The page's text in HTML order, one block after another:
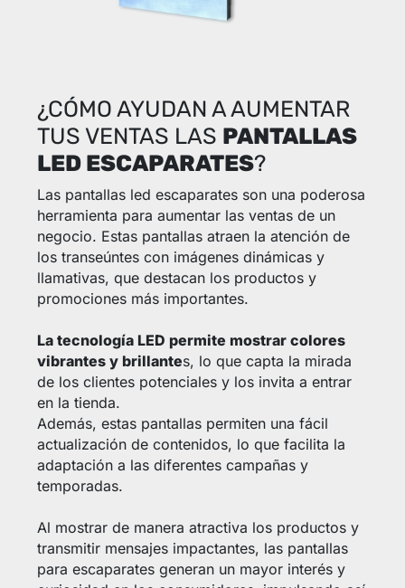
¿CÓMO AYUDAN A AUMENTAR
TUS VENTAS LAS PANTALLAS
LED ESCAPARATES?
Las pantallas led escaparates son una poderosa
herramienta para aumentar las ventas de un
negocio. Estas pantallas atraen la atención de
los transeúntes con imágenes dinámicas y
llamativas, que destacan los productos y
promociones más importantes.
La tecnología LED permite mostrar colores
vibrantes y brillantes, lo que capta la mirada
de los clientes potenciales y los invita a entrar
en la tienda.
Además, estas pantallas permiten una fácil
actualización de contenidos, lo que facilita la
adaptación a las diferentes campañas y
temporadas.
Al mostrar de manera atractiva los productos y
transmitir mensajes impactantes, las pantallas
para escaparates generan un mayor interés y